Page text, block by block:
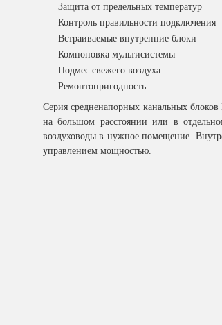
Защита от предельных температур
Контроль правильности подключения
Встраиваемые внутренние блоки
Компоновка мультисистемы
Подмес свежего воздуха
Ремонтопригодность
Серия средненапорных канальных
на большом расстоянии или в
воздуховоды в нужное помещение.
управлением мощностью.